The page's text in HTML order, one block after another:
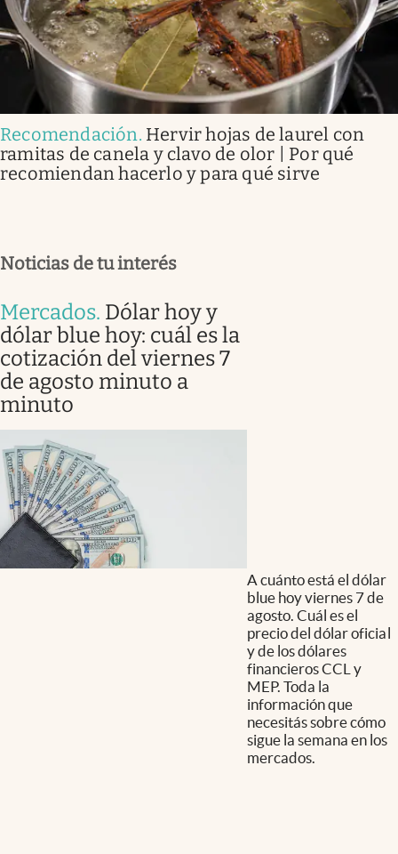
Recomendación. Hervir hojas de laurel con
ramitas de canela y clavo de olor | Por qué
recomiendan hacerlo y para qué sirve
Noticias de tu interés
Mercados. Dólar hoy y
dólar blue hoy: cuál es la
cotización del viernes 7
de agosto minuto a
minuto
A cuánto está el dólar
blue hoy viernes 7 de
agosto. Cuál es el
precio del dólar oficial
y de los dólares
financieros CCL y
MEP. Toda la
información que
necesitás sobre cómo
sigue la semana en los
mercados.